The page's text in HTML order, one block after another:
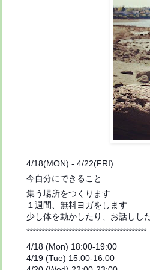
4/18(MON) - 4/22(FRI)
今自分にできること
集う場所をつくります
１週間、無料ヨガをします
少し体を動かしたり、お話しし
****************************************
4/18 (Mon) 18:00-19:00
4/19 (Tue) 15:00-16:00